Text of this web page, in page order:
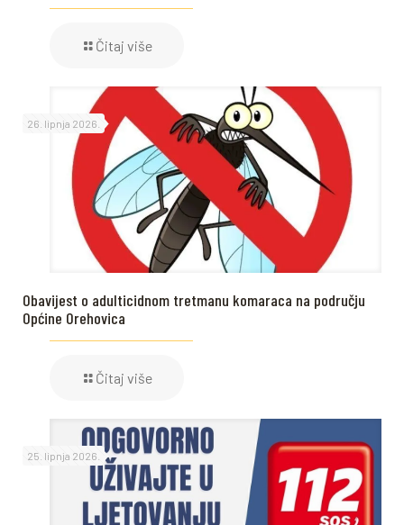
Čitaj više
26. lipnja 2026.
Obavijest o adulticidnom tretmanu komaraca na području
Općine Orehovica
Čitaj više
25. lipnja 2026.